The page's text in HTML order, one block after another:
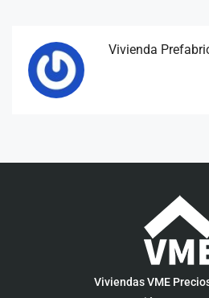
Vivienda
Viviendas VME